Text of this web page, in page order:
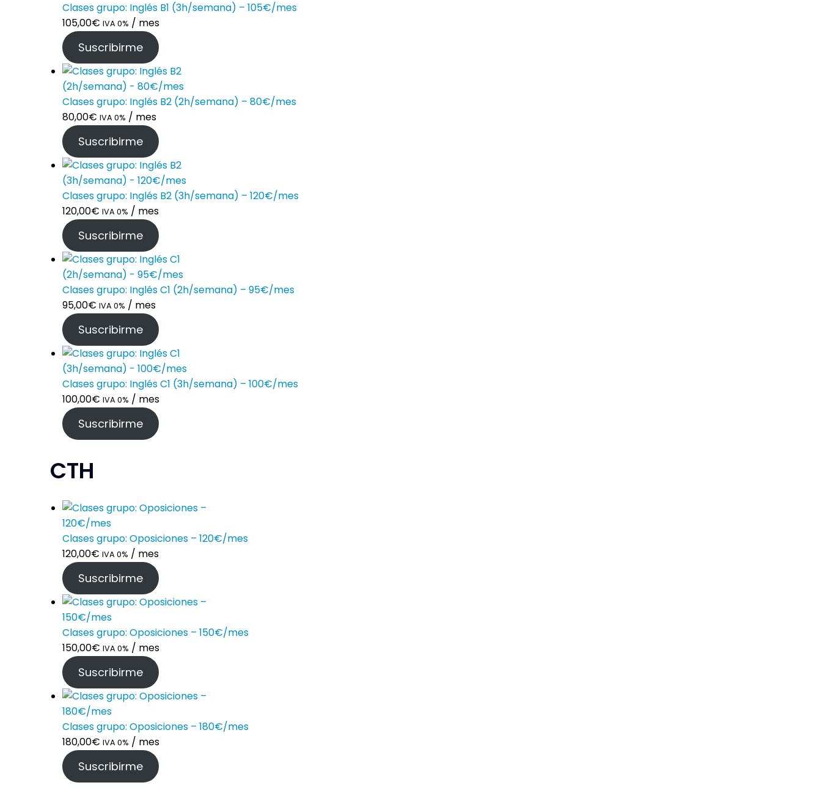
Clases grupo: Inglés B1 (3h/semana) – 105€/mes
105,00€ IVA 0% / mes
Suscribirme
Clases grupo: Inglés B2 (2h/semana) – 80€/mes
80,00€ IVA 0% / mes
Suscribirme
Clases grupo: Inglés B2 (3h/semana) – 120€/mes
120,00€ IVA 0% / mes
Suscribirme
Clases grupo: Inglés C1 (2h/semana) – 95€/mes
95,00€ IVA 0% / mes
Suscribirme
Clases grupo: Inglés C1 (3h/semana) – 100€/mes
100,00€ IVA 0% / mes
Suscribirme
CTH
Clases grupo: Oposiciones – 120€/mes
120,00€ IVA 0% / mes
Suscribirme
Clases grupo: Oposiciones – 150€/mes
150,00€ IVA 0% / mes
Suscribirme
Clases grupo: Oposiciones – 180€/mes
180,00€ IVA 0% / mes
Suscribirme